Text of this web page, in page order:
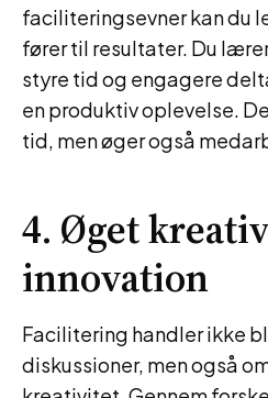
faciliteringsevner kan du
fører til resultater. Du
styre tid og engagere
en produktiv oplevelse.
tid, men øger også
4. Øget
innovation
Facilitering handler ikke
diskussioner, men også